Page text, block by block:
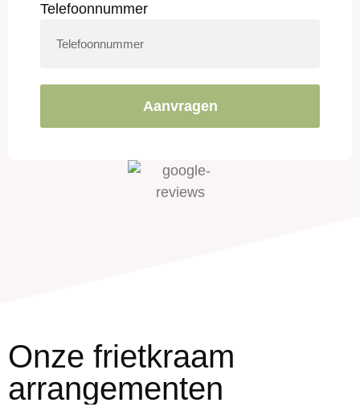
Telefoonnummer
Aanvragen
Onze frietkraam
arrangementen